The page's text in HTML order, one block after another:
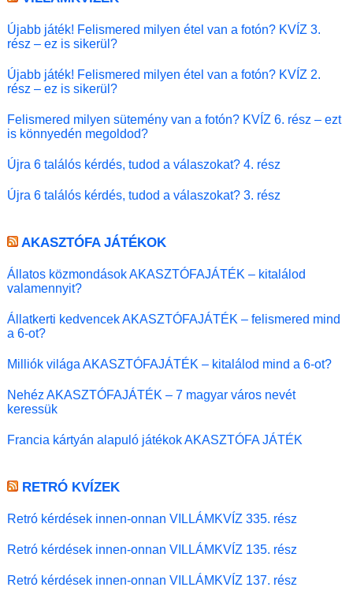
Újabb játék! Felismered milyen étel van a fotón? KVÍZ 3.
rész – ez is sikerül?
Újabb játék! Felismered milyen étel van a fotón? KVÍZ 2.
rész – ez is sikerül?
Felismered milyen sütemény van a fotón? KVÍZ 6. rész – ezt
is könnyedén megoldod?
Újra 6 találós kérdés, tudod a válaszokat? 4. rész
Újra 6 találós kérdés, tudod a válaszokat? 3. rész
AKASZTÓFA JÁTÉKOK
Állatos közmondások AKASZTÓFAJÁTÉK – kitalálod
valamennyit?
Állatkerti kedvencek AKASZTÓFAJÁTÉK – felismered mind
a 6-ot?
Milliók világa AKASZTÓFAJÁTÉK – kitalálod mind a 6-ot?
Nehéz AKASZTÓFAJÁTÉK – 7 magyar város nevét
keressük
Francia kártyán alapuló játékok AKASZTÓFA JÁTÉK
RETRÓ KVÍZEK
Retró kérdések innen-onnan VILLÁMKVÍZ 335. rész
Retró kérdések innen-onnan VILLÁMKVÍZ 135. rész
Retró kérdések innen-onnan VILLÁMKVÍZ 137. rész